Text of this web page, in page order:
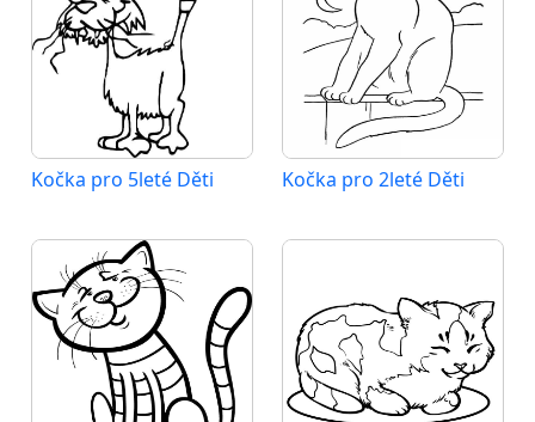
Kočka pro 5leté Děti Kočka pro 2leté Děti